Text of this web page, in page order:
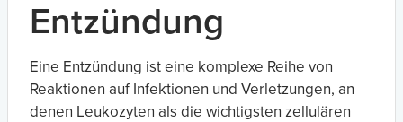
Entzündung
Eine Entzündung ist eine komplexe Reihe von
Reaktionen auf Infektionen und Verletzungen, an
denen Leukozyten als die wichtigsten zellulären